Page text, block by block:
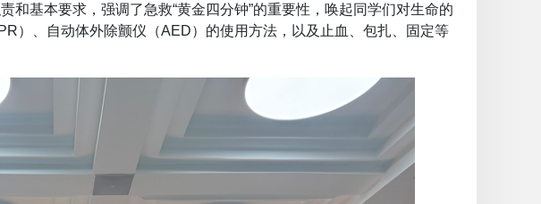
和基本要求，强调了急救“黄金四分钟”的重要性，唤起同学们对生命的
）、自动体外除颤仪（AED）的使用方法，以及止血、包扎、固定等